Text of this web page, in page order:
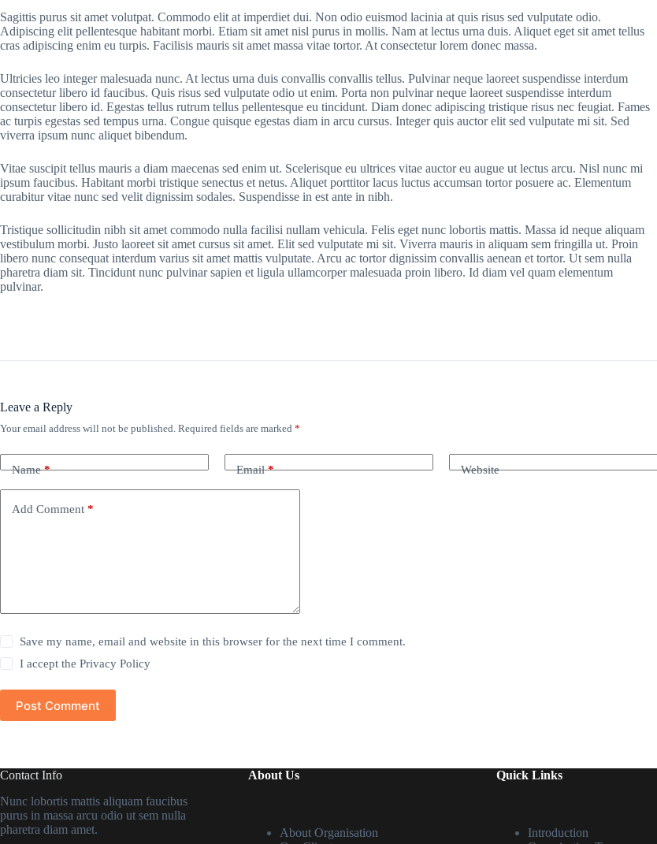
Sagittis purus sit amet volutpat. Commodo elit at imperdiet dui. Non odio euismod lacinia at quis risus sed vulputate odio.
Adipiscing elit pellentesque habitant morbi. Etiam sit amet nisl purus in mollis. Nam at lectus urna duis. Aliquet eget sit amet tellus
cras adipiscing enim eu turpis. Facilisis mauris sit amet massa vitae tortor. At consectetur lorem donec massa.
Ultricies leo integer malesuada nunc. At lectus urna duis convallis convallis tellus. Pulvinar neque laoreet suspendisse interdum
consectetur libero id faucibus. Quis risus sed vulputate odio ut enim. Porta non pulvinar neque laoreet suspendisse interdum
consectetur libero id. Egestas tellus rutrum tellus pellentesque eu tincidunt. Diam donec adipiscing tristique risus nec feugiat. Fames
ac turpis egestas sed tempus urna. Congue quisque egestas diam in arcu cursus. Integer quis auctor elit sed vulputate mi sit. Sed
viverra ipsum nunc aliquet bibendum.
Vitae suscipit tellus mauris a diam maecenas sed enim ut. Scelerisque eu ultrices vitae auctor eu augue ut lectus arcu. Nisl nunc mi
ipsum faucibus. Habitant morbi tristique senectus et netus. Aliquet porttitor lacus luctus accumsan tortor posuere ac. Elementum
curabitur vitae nunc sed velit dignissim sodales. Suspendisse in est ante in nibh.
Tristique sollicitudin nibh sit amet commodo nulla facilisi nullam vehicula. Felis eget nunc lobortis mattis. Massa id neque aliquam
vestibulum morbi. Justo laoreet sit amet cursus sit amet. Elit sed vulputate mi sit. Viverra mauris in aliquam sem fringilla ut. Proin
libero nunc consequat interdum varius sit amet mattis vulputate. Arcu ac tortor dignissim convallis aenean et tortor. Ut sem nulla
pharetra diam sit. Tincidunt nunc pulvinar sapien et ligula ullamcorper malesuada proin libero. Id diam vel quam elementum
pulvinar.
Leave a Reply
Your email address will not be published. Required fields are marked *
Name* Email* Website
Add Comment *
Save my name, email and website in this browser for the next time I comment.
I accept thePrivacy Policy
Post Comment
Contact Info
Nunc lobortis mattis aliquam faucibus
purus in massa arcu odio ut sem nulla
pharetra diam amet.
About Us
About Organisation
Quick Links
Introduction